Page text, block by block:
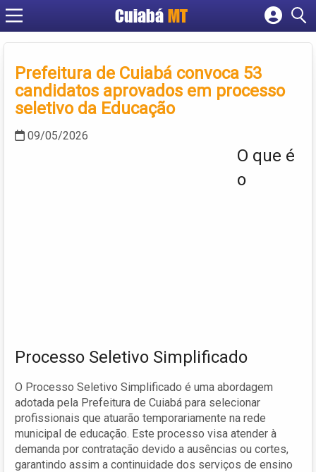
Cuiabá MT
Cadastrar empresa
Criar conta
Prefeitura de Cuiabá convoca 53
candidatos aprovados em processo
seletivo da Educação
09/05/2026
O que é
o
Processo Seletivo Simplificado
O Processo Seletivo Simplificado é uma abordagem
adotada pela Prefeitura de Cuiabá para selecionar
profissionais que atuarão temporariamente na rede
municipal de educação. Este processo visa atender à
demanda por contratação devido a ausências ou cortes,
garantindo assim a continuidade dos serviços de ensino